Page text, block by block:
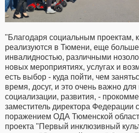
"Благодаря социальным проектам,
реализуются в Тюмени, еще
инвалидностью, различными
новых мероприятиях, услугах и
есть выбор - куда пойти, чем
время, досуг, и это очень важно для
социализации, развития, -
заместитель директора Федерации
поражением ОДА Тюменской
проекта "Первый инклюзивный